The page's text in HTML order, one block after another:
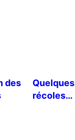
des
Quelques
récoles…